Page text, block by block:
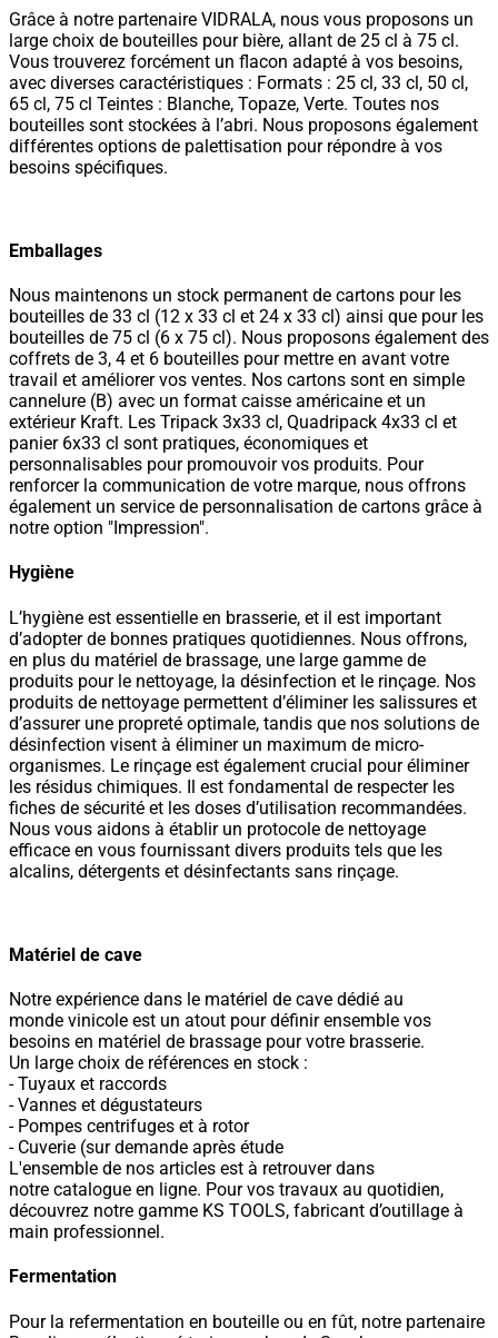
Grâce à notre partenaire VIDRALA, nous vous proposons un
large choix de bouteilles pour bière, allant de 25 cl à 75 cl.
Vous trouverez forcément un flacon adapté à vos besoins,
avec diverses caractéristiques : Formats : 25 cl, 33 cl, 50 cl,
65 cl, 75 cl Teintes : Blanche, Topaze, Verte. Toutes nos
bouteilles sont stockées à l’abri. Nous proposons également
différentes options de palettisation pour répondre à vos
besoins spécifiques.
Emballages
Nous maintenons un stock permanent de cartons pour les
bouteilles de 33 cl (12 x 33 cl et 24 x 33 cl) ainsi que pour les
bouteilles de 75 cl (6 x 75 cl). Nous proposons également des
coffrets de 3, 4 et 6 bouteilles pour mettre en avant votre
travail et améliorer vos ventes. Nos cartons sont en simple
cannelure (B) avec un format caisse américaine et un
extérieur Kraft. Les Tripack 3x33 cl, Quadripack 4x33 cl et
panier 6x33 cl sont pratiques, économiques et
personnalisables pour promouvoir vos produits. Pour
renforcer la communication de votre marque, nous offrons
également un service de personnalisation de cartons grâce à
notre option "Impression".
Hygiène
L’hygiène est essentielle en brasserie, et il est important
d’adopter de bonnes pratiques quotidiennes. Nous offrons,
en plus du matériel de brassage, une large gamme de
produits pour le nettoyage, la désinfection et le rinçage. Nos
produits de nettoyage permettent d’éliminer les salissures et
d’assurer une propreté optimale, tandis que nos solutions de
désinfection visent à éliminer un maximum de micro-
organismes. Le rinçage est également crucial pour éliminer
les résidus chimiques. Il est fondamental de respecter les
fiches de sécurité et les doses d’utilisation recommandées.
Nous vous aidons à établir un protocole de nettoyage
efficace en vous fournissant divers produits tels que les
alcalins, détergents et désinfectants sans rinçage.
Matériel de cave
Notre expérience dans le matériel de cave dédié au
monde vinicole est un atout pour définir ensemble vos
besoins en matériel de brassage pour votre brasserie.
Un large choix de références en stock :
- Tuyaux et raccords
- Vannes et dégustateurs
- Pompes centrifuges et à rotor
- Cuverie (sur demande après étude
L'ensemble de nos articles est à retrouver dans
notre catalogue en ligne. Pour vos travaux au quotidien,
découvrez notre gamme KS TOOLS, fabricant d’outillage à
main professionnel.
Fermentation
Pour la refermentation en bouteille ou en fût, notre partenaire